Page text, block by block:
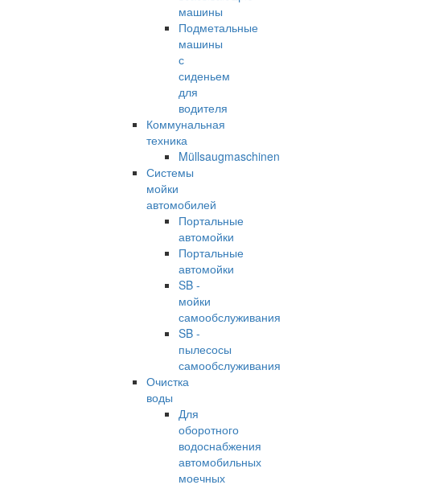
машины
Подметальные
машины
с
сиденьем
для
водителя
Коммунальная
техника
Müllsaugmaschinen
Системы
мойки
автомобилей
Портальные
автомойки
Портальные
автомойки
SB -
мойки
самообслуживания
SB -
пылесосы
самообслуживания
Очистка
воды
Для
оборотного
водоснабжения
автомобильных
моечных